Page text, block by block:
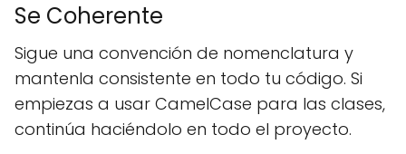
Se Coherente
Sigue una convención de nomenclatura y
mantenla consistente en todo tu código. Si
empiezas a usar CamelCase para las clases,
continúa haciéndolo en todo el proyecto.